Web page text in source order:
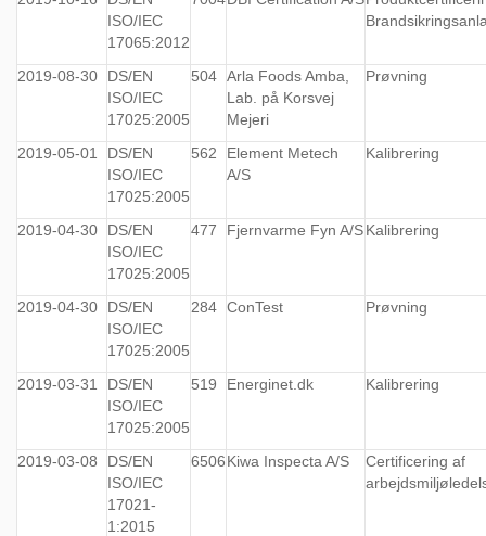
ISO/IEC
17065:2012
2019-08-30
DS/EN
ISO/IEC
17025:2005
504 Arla Foods Amba,
Lab. på Korsvej
Mejeri
Prøvning
2019-05-01
DS/EN
ISO/IEC
17025:2005
562
Element Metech
A/S
Kalibrering
2019-04-30
DS/EN
ISO/IEC
17025:2005
477 Fjernvarme Fyn A/SKalibrering
2019-04-30
DS/EN
ISO/IEC
17025:2005
284 ConTest Prøvning
2019-03-31
DS/EN
ISO/IEC
17025:2005
519 Energinet.dk Kalibrering
2019-03-08
DS/EN
ISO/IEC
17021-
1:2015
6506Kiwa Inspecta A/S
Certificering af